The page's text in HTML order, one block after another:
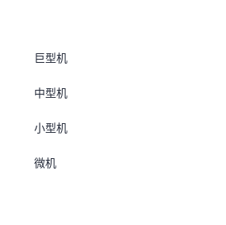
巨型机
中型机
小型机
微机